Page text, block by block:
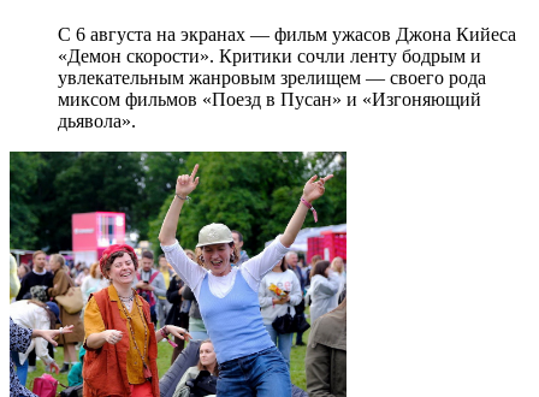
С 6 августа на экранах — фильм ужасов Джона Кийеса
«Демон скорости». Критики сочли ленту бодрым и
увлекательным жанровым зрелищeм — своего рода
миксом фильмов «Поезд в Пусан» и «Изгоняющий
дьявола».